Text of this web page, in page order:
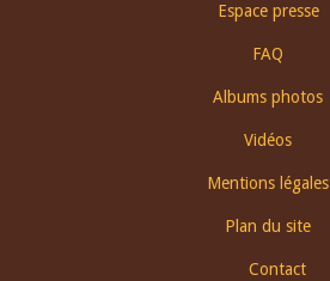
Espace presse
FAQ
Albums photos
Vidéos
Mentions légales
Plan du site
Contact